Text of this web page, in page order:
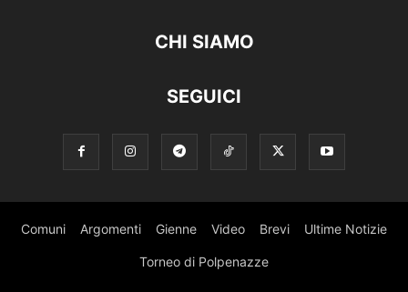
CHI SIAMO
SEGUICI
Comuni Argomenti Gienne Video Brevi Ultime Notizie
Torneo di Polpenazze